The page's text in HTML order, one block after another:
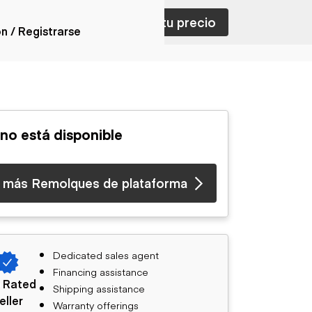
articulados
con
fuera de
de servicio
con
cisterna
/ Registrarse
con ventas Nombra tu precio
está disponible
más Remolques de plataforma
Rated
Dedicated sales agent
Financing assistance
Shipping assistance
Warranty offerings